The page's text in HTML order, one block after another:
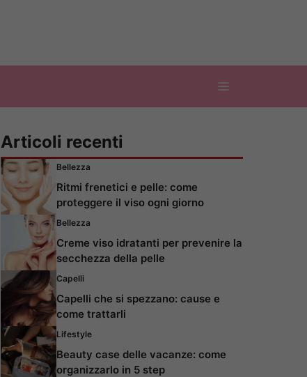
Articoli recenti
Bellezza
Ritmi frenetici e pelle: come
proteggere il viso ogni giorno
Bellezza
Creme viso idratanti per prevenire la
secchezza della pelle
Capelli
Capelli che si spezzano: cause e
come trattarli
Lifestyle
Beauty case delle vacanze: come
organizzarlo in 5 step